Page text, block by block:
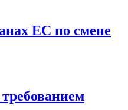
ЕС по смене